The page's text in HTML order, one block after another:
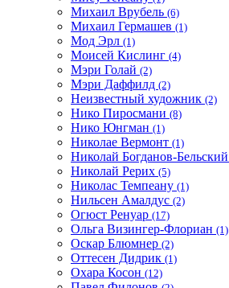
Михаил Врубель (6)
Михаил Гермашев (1)
Мод Эрл (1)
Моисей Кислинг (4)
Мэри Голай (2)
Мэри Даффилд (2)
Неизвестный художник (2)
Нико Пиросмани (8)
Нико Юнгман (1)
Николае Вермонт (1)
Николай Богданов-Бельский
Николай Рерих (5)
Николас Темпеану (1)
Нильсен Амалдус (2)
Огюст Ренуар (17)
Ольга Визингер-Флориан (1)
Оскар Блюмнер (2)
Оттесен Дидрик (1)
Охара Косон (12)